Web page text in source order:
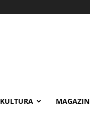
KULTURA MAGAZIN